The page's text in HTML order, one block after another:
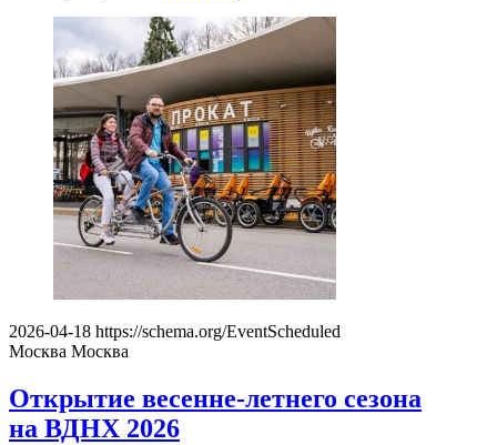
2026-04-18 https://schema.org/EventScheduled
Москва Москва
Открытие весенне-летнего сезона
на ВДНХ 2026